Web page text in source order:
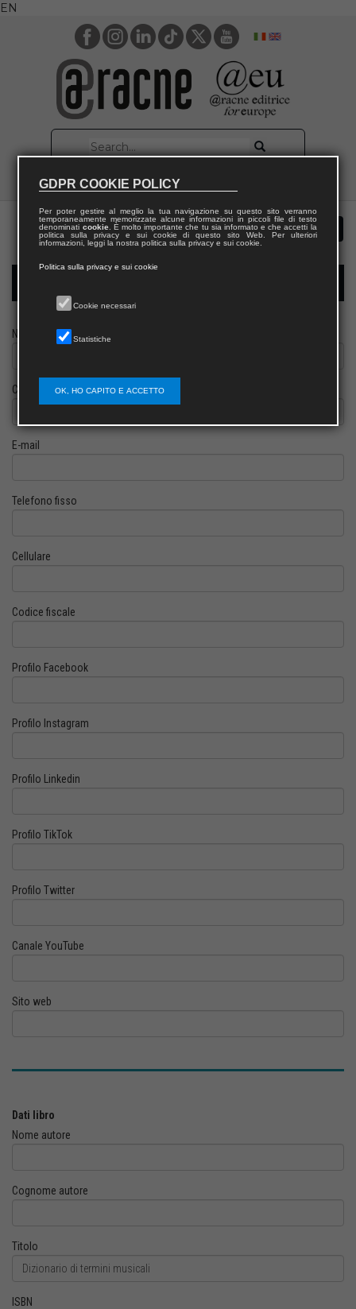
EN
Nome
Cognome
E-mail
Telefono fisso
Cellulare
Codice fiscale
Profilo Facebook
Profilo Instagram
Profilo Linkedin
Profilo TikTok
Profilo Twitter
Canale YouTube
Sito web
Dati libro
Nome autore
Cognome autore
Titolo
ISBN
GDPR COOKIE POLICY
Per poter gestire al meglio la tua navigazione su questo sito verranno
temporaneamente memorizzate alcune informazioni in piccoli file di testo
denominati cookie. È molto importante che tu sia informato e che accetti la
politica sulla privacy e sui cookie di questo sito Web. Per ulteriori
informazioni, leggi la nostra politica sulla privacy e sui cookie.
Politica sulla privacy e sui cookie
Cookie necessari
Statistiche
OK, HO CAPITO E ACCETTO